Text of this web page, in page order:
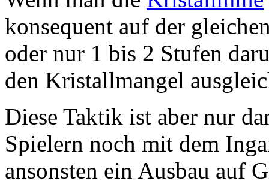
konsequent auf der
oder nur 1 bis 2 Stufen
den Kristallmangel
Diese Taktik ist aber nur
Spielern noch mit dem
ansonsten ein Ausbau auf